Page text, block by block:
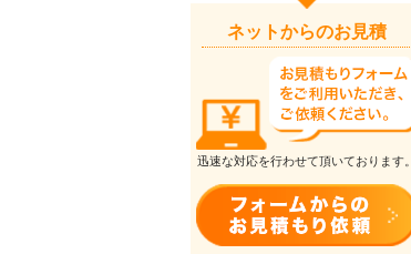
ネットからのお見積
迅速な対応を行わせて頂いております。